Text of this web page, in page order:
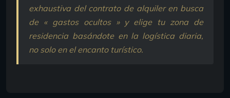
exhaustiva del contrato de alquiler en busca
de « gastos ocultos » y elige tu zona de
residencia basándote en la logística diaria,
no solo en el encanto turístico.